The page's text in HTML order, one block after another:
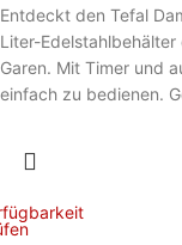
Entdeckt den Tefal
Liter-
Garen. Mit Timer und
einfach zu bedienen.